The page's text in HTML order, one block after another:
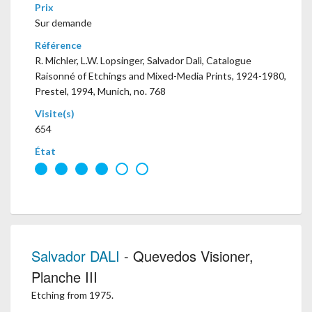
Prix
Sur demande
Référence
R. Michler, L.W. Lopsinger, Salvador Dalì, Catalogue
Raisonné of Etchings and Mixed-Media Prints, 1924-1980,
Prestel, 1994, Munich, no. 768
Visite(s)
654
État
Salvador DALI - Quevedos Visioner,
Planche III
Etching from 1975.